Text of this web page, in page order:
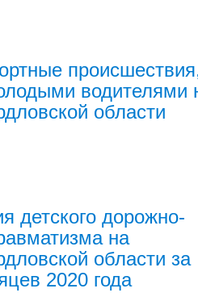
водителями
области
детского дорожно-
на
области за
2020 года